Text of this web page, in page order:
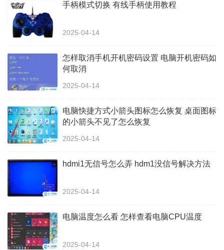
手柄模式切换 有线手柄使用教程
2025-04-14
怎样取消手机开机密码设置 电脑开机密码如
何取消
2025-04-14
电脑快捷方式小箭头图标怎么恢复 桌面图标
的小箭头不见了怎么恢复
2025-04-14
hdmi1无信号怎么弄 hdm1没信号解决方法
2025-04-14
电脑温度怎么看 怎样查看电脑CPU温度
2025-04-14